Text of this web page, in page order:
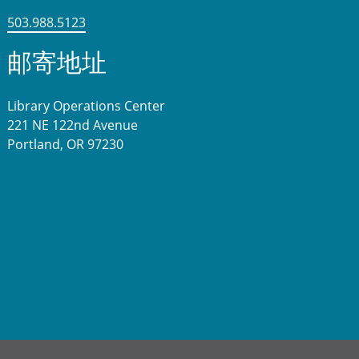
503.988.5123
邮寄地址
Library Operations Center
221 NE 122nd Avenue
Portland, OR 97230